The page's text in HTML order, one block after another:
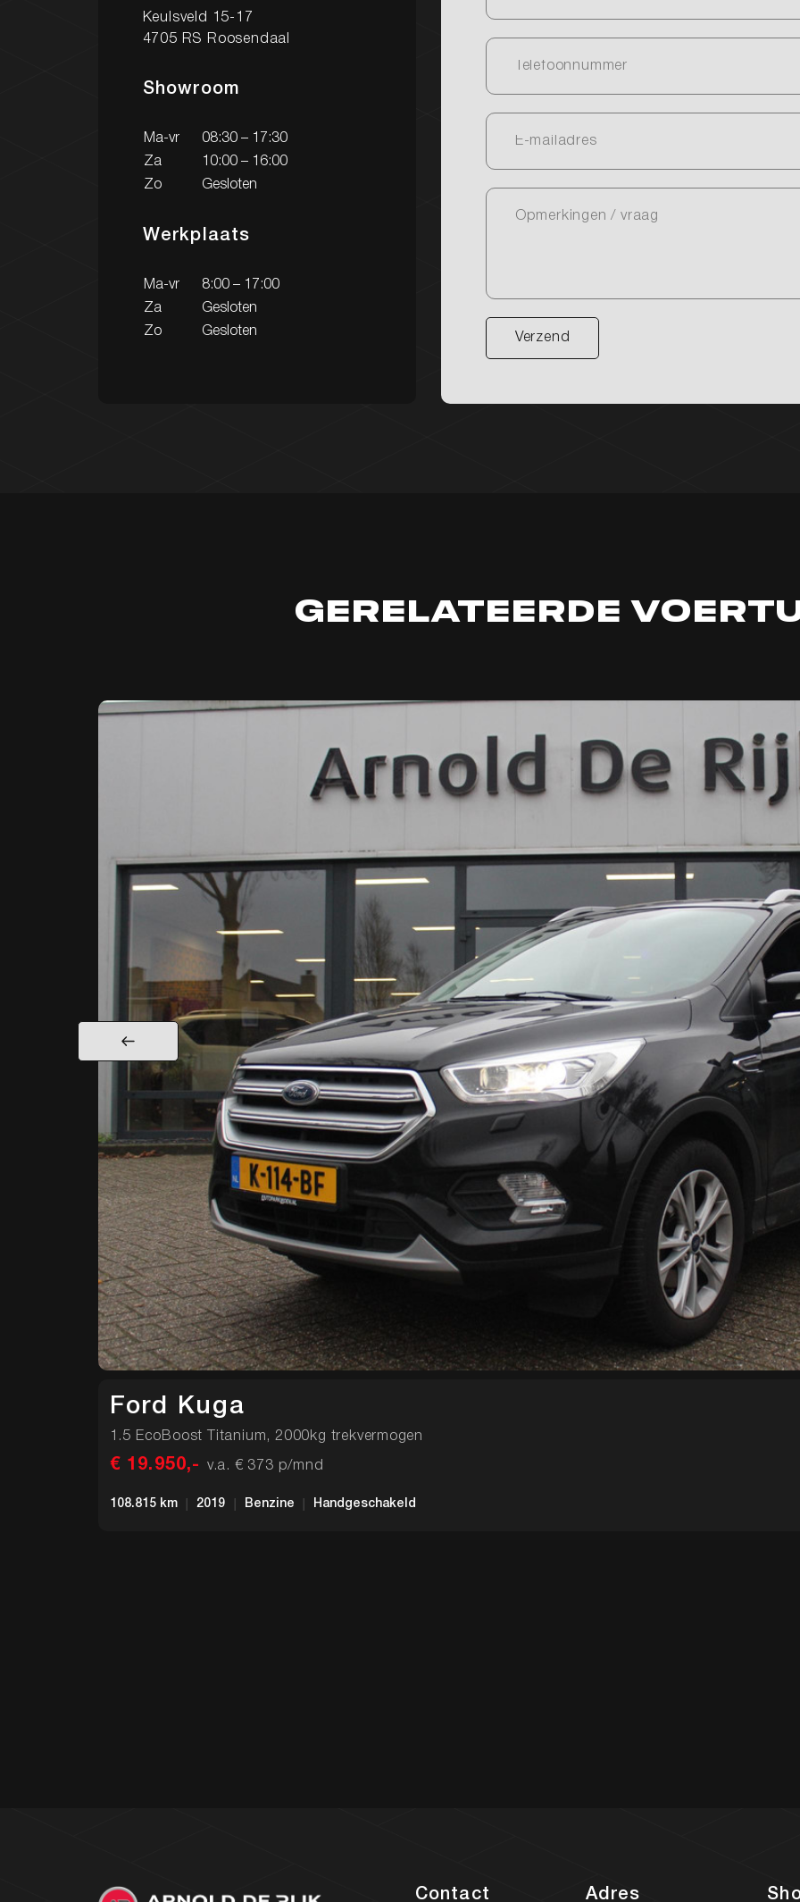
Onze diensten Onze werkplaats
Heeft u
Verzend
Verzend
Keulsveld 15-17
4705 RS Roosendaal
Showroom
Ma-vr
08:30 – 17:30
Za
10:00 – 16:00
Zo
Gesloten
Werkplaats
Ma-vr
8:00 – 17:00
Za
Gesloten
Zo
Gesloten
Gerelateerde
Ford Kuga
1.5 EcoBoost Titanium, 2000kg trekvermogen
€ 19.950,- v.a. € 373 p/mnd
108.815 km 2019 Benzine Handgeschakeld
Contact Adres